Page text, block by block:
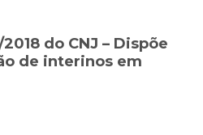
do CNJ – Dispõe
de interinos em